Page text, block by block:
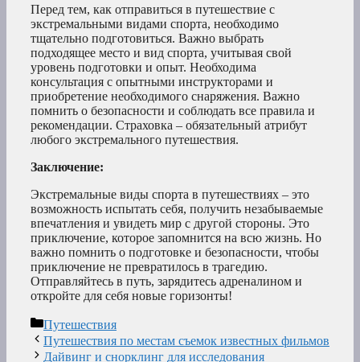
Перед тем, как отправиться в путешествие с
экстремальными видами спорта, необходимо
тщательно подготовиться. Важно выбрать
подходящее место и вид спорта, учитывая свой
уровень подготовки и опыт. Необходима
консультация с опытными инструкторами и
приобретение необходимого снаряжения. Важно
помнить о безопасности и соблюдать все правила и
рекомендации. Страховка – обязательный атрибут
любого экстремального путешествия.
Заключение:
Экстремальные виды спорта в путешествиях – это
возможность испытать себя, получить незабываемые
впечатления и увидеть мир с другой стороны. Это
приключение, которое запомнится на всю жизнь. Но
важно помнить о подготовке и безопасности, чтобы
приключение не превратилось в трагедию.
Отправляйтесь в путь, зарядитесь адреналином и
откройте для себя новые горизонты!
Рубрики
Путешествия
Путешествия по местам съемок известных фильмов
Дайвинг и снорклинг для исследования